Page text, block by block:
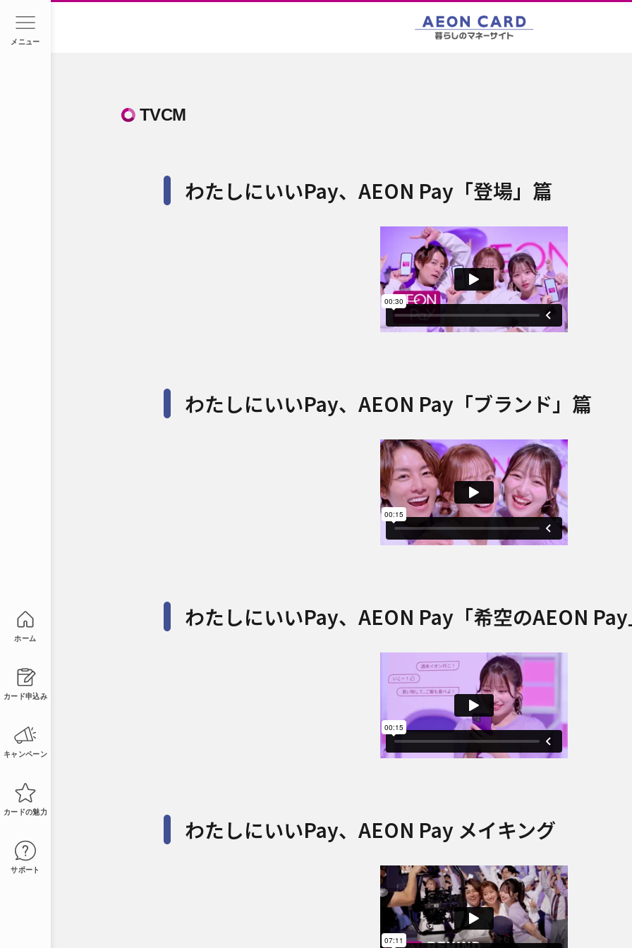
TVCM
わたしにいいPay、AEON Pay 「登場」篇
わたしにいいPay、AEON Pay 「ブランド」篇
わたしにいいPay、AEON Pay 「希空のAEON
わたしにいいPay、AEON Pay メイキング
メニュー
ホーム
カード申込み
キャンペーン
カードの魅力
サポート